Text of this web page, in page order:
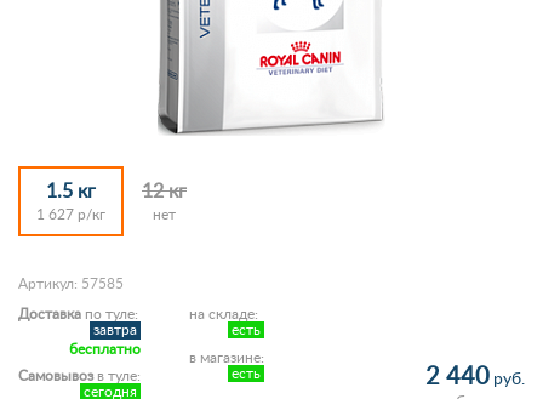
1.5 кг
1 627 р/кг
12 кг
нет
Артикул: 57585
на складе:
есть
в магазине:
есть
Доставка по туле:
завтра
бесплатно
Самовывозв туле:
сегодня
2 440 руб.